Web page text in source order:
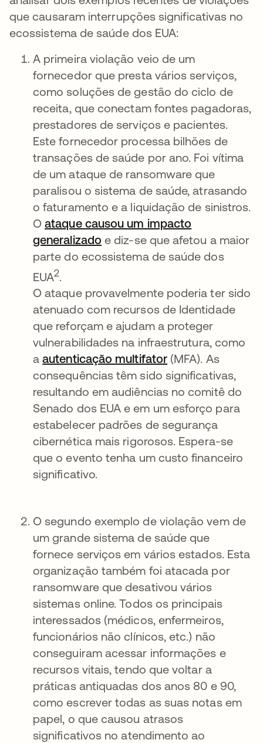
que causaram interrupções significativas no
ecossistema de saúde dos EUA:
A primeira violação veio de um
fornecedor que presta vários serviços,
como soluções de gestão do ciclo de
receita, que conectam fontes pagadoras,
prestadores de serviços e pacientes.
Este fornecedor processa bilhões de
transações de saúde por ano. Foi vítima
de um ataque de ransomware que
paralisou o sistema de saúde, atrasando
o faturamento e a liquidação de sinistros.
Oataque causou um impacto
generalizado abre em uma nova guia
e diz-se que afetou a maior
parte do ecossistema de saúde dos
EUA2
O ataque provavelmente poderia ter sido
atenuado com recursos de Identidade
que reforçam e ajudam a proteger
vulnerabilidades na infraestrutura, como
aautenticação multifator abre em uma
(MFA). As
consequências têm sido significativas,
resultando em audiências no comitê do
Senado dos EUA e em um esforço para
estabelecer padrões de segurança
cibernética mais rigorosos. Espera-se
que o evento tenha um custo financeiro
significativo.
O segundo exemplo de violação vem de
um grande sistema de saúde que
fornece serviços em vários estados. Esta
organização também foi atacada por
ransomware que desativou vários
sistemas online. Todos os principais
interessados (médicos, enfermeiros,
funcionários não clínicos, etc.) não
conseguiram acessar informações e
recursos vitais, tendo que voltar a
práticas antiquadas dos anos 80 e 90,
como escrever todas as suas notas em
papel, o que causou atrasos
significativos no atendimento ao